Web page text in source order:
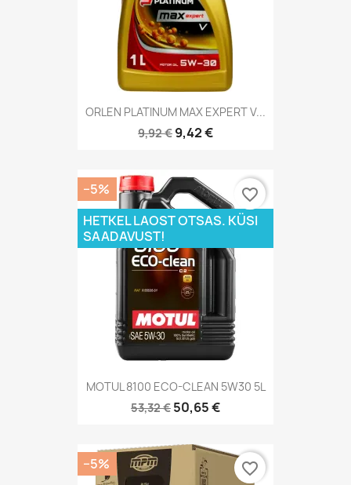
ORLEN PLATINUM MAX EXPERT V...
9,92 € 9,42 €
MOTUL 8100 ECO-CLEAN 5W30 5L
53,32 € 50,65 €
−5%
HETKEL LAOST OTSAS. KÜSI
SAADAVUST!
favorite_border
−5% favorite_border